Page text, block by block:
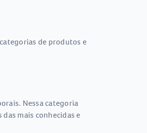
de produtos e
Nessa categoria
mais conhecidas e